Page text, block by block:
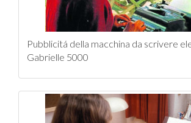
Pubblicitá della macchina da scrivere
Gabrielle 5000